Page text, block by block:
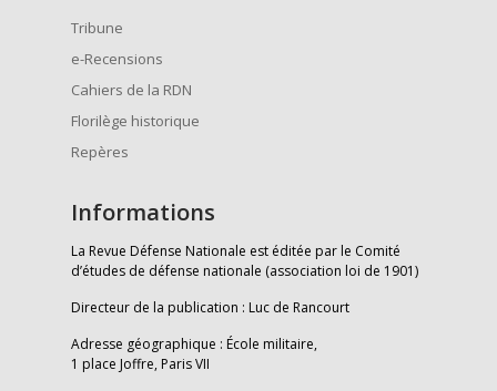
Tribune
e-Recensions
Cahiers de la RDN
Florilège historique
Repères
Informations
La Revue Défense Nationale est éditée par le Comité
d’études de défense nationale (association loi de 1901)
Directeur de la publication : Luc de Rancourt
Adresse géographique : École militaire,
1 place Joffre, Paris VII